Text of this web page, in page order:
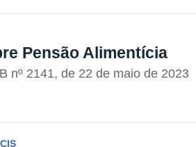
Pensão Alimentícia
nº 2141, de 22 de maio de 2023